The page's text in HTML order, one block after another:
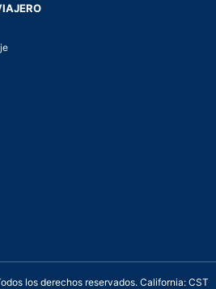
los derechos reservados. California: CST